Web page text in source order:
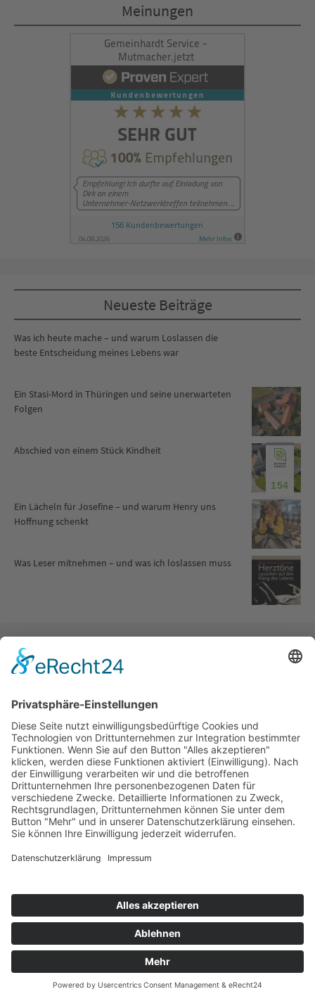
powered byUsercentrics Consent
Management Platform&eRecht24
Meinungen
Neueste Beiträge
Was ich heute mache – und warum Loslassen die
beste Entscheidung meines Lebens war
Ein Stasi-Mord in Thüringen und seine unerwarteten
Folgen
Abschied von einem Stück Kindheit
Ein Lächeln für Josefine – und warum Henry uns
Hoffnung schenkt
Was Leser mitnehmen – und was ich loslassen muss
Kategorien
Allgemeine Themen
Gastbeitrag Mein Name ist Walter Stuber
Über die Gerüstbau Branche Ziele
E-Mail
Gern beantworte ich auch Ihre Nachricht.
154